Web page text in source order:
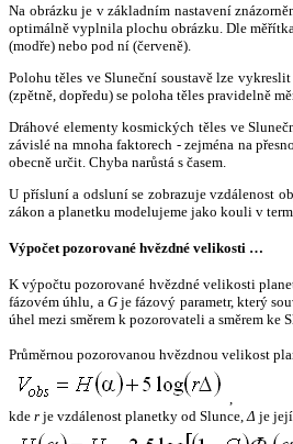
Na obrázku je v základním nastavení
optimálně vyplnila plochu obrázku. Dle
(modře) nebo pod ní (červeně).
Polohu těles ve Sluneční soustavě lze
(zpětně, dopředu) se poloha těles pravidelně
Dráhové elementy kosmických těles ve
závislé na mnoha faktorech - zejména na
obecně určit. Chyba narůstá s časem.
U přísluní a odsluní se zobrazuje vzdálenost
zákon a planetku modelujeme jako kouli v
Výpočet pozorované hvězdné velikosti …
K výpočtu pozorované hvězdné velikosti
fázovém úhlu, a Gje fázový parametr, který
úhel mezi směrem k pozorovateli a směrem
Průměrnou pozorovanou hvězdnou velikost
,
kde r je vzdálenost planetky od Slunce,Δ je její